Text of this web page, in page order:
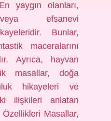
yaygın olanları,
efsanevi
Bunlar,
maceralarını
Ayrıca, hayvan
masallar, doğa
hikayeleri ve
ilişkileri anlatan
Özellikleri Masallar,